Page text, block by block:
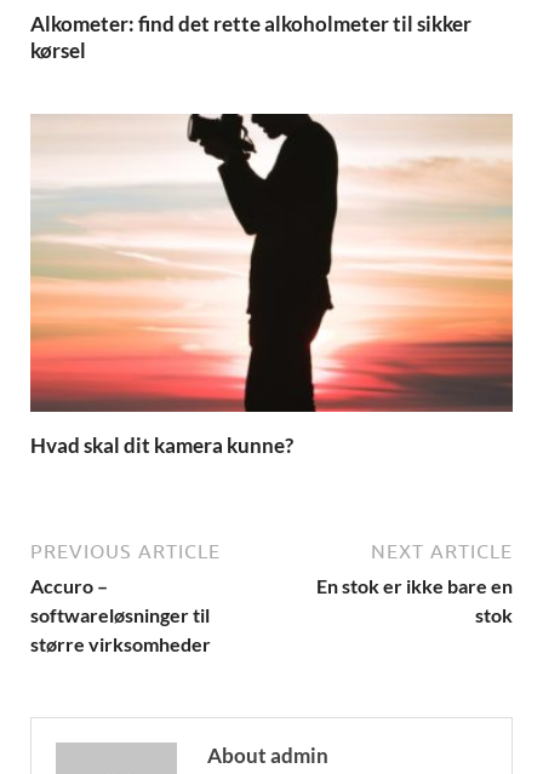
Alkometer: find det rette alkoholmeter til sikker
kørsel
Hvad skal dit kamera kunne?
PREVIOUS ARTICLE
Accuro –
softwareløsninger til
større virksomheder
NEXT ARTICLE
En stok er ikke bare en
stok
About admin